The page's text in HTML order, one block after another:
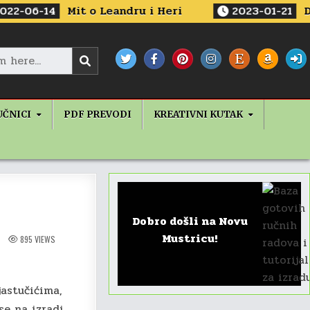
o Leandru i Heri 2023-01-21 Dve
PDF PREVODI KREATIVNI KUTAK
895 VIEWS
Dobro došli na Novu
Mustricu!